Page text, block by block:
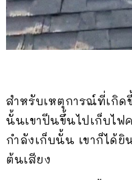
สำหรับเหตุการณ์ที่เกิด
นั้นเขาปีนขึ้นไปเก็บไฟ
กำลังเก็บนั้น เขาก็ได้
ต้นเสียง